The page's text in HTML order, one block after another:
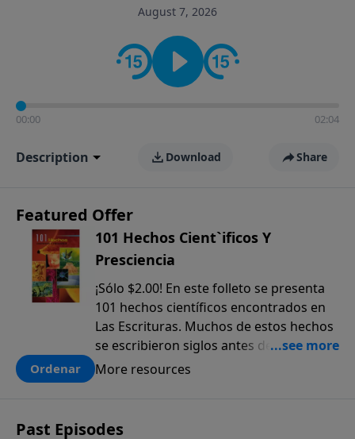
August 7, 2026
00:00 02:04
Description Download Share
Featured Offer
101 Hechos Cient`ificos Y
Presciencia
¡Sólo $2.00! En este folleto se presenta
101 hechos científicos encontrados en
Las Escrituras. Muchos de estos hechos
se escribieron siglos antes de que
fueran descubiertos. El anticipado
más a la prueba colectiva de que la
Ordenar More resources
Past Episodes